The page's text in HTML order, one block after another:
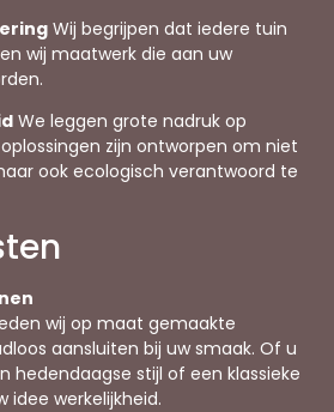
Wij begrijpen dat iedere tuin
wij maatwerk die aan uw
We leggen grote nadruk op
zijn ontworpen om niet
ook ecologisch verantwoord te
wij op maat gemaakte
aansluiten bij uw smaak. Of u
hedendaagse stijl of een klassieke
idee werkelijkheid.